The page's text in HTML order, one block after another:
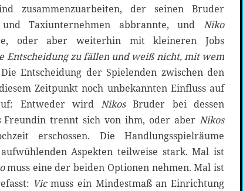
zusammenzuarbeiten, der seinen Bruder
Taxiunternehmen abbrannte, und Niko
oder aber weiterhin mit kleineren Jobs
Entscheidung zu fällen und weiß nicht, mit wem
Entscheidung der Spielenden zwischen den
Zeitpunkt noch unbekannten Einfluss auf
Entweder wird Nikos Bruder bei dessen
Freundin trennt sich von ihm, oder aber Nikos
erschossen. Die Handlungsspielräume
Aspekten teilweise stark. Mal ist
muss eine der beiden Optionen nehmen. Mal ist
Vic muss ein Mindestmaß an Einrichtung